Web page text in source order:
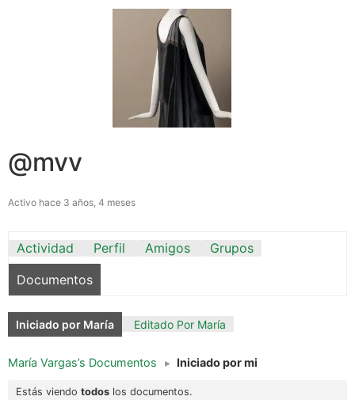
@mvv
Activo hace 3 años, 4 meses
Actividad Perfil Amigos
Grupos
Documentos
Iniciado por María Editado Por María
María Vargas’s Documentos ▸ Iniciado por mi
Estás viendo todos los documentos.